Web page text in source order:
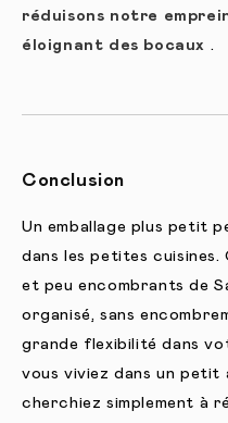
réduisons notre
éloignant des bocaux .
Conclusion
Un emballage plus petit
dans les petites
et peu encombrants de
organisé, sans
grande flexibilité dans
vous viviez dans un petit
cherchiez simplement à